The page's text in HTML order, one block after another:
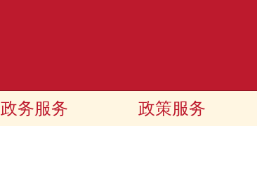
政务服务 政策服务